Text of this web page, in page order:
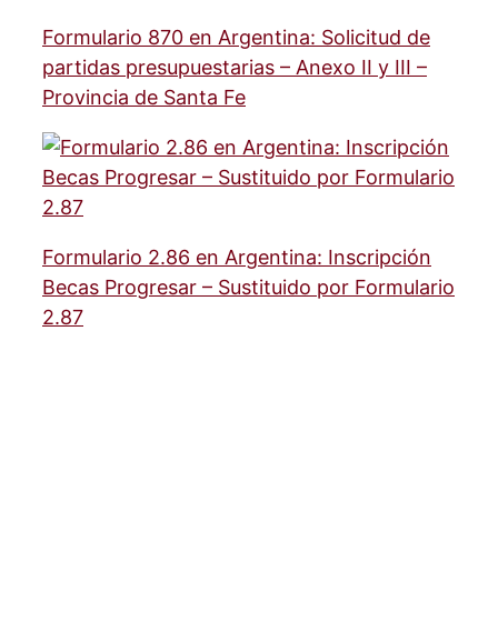
Formulario 870 en Argentina: Solicitud de
partidas presupuestarias – Anexo II y III –
Provincia de Santa Fe
Formulario 2.86 en Argentina: Inscripción
Becas Progresar – Sustituido por Formulario
2.87